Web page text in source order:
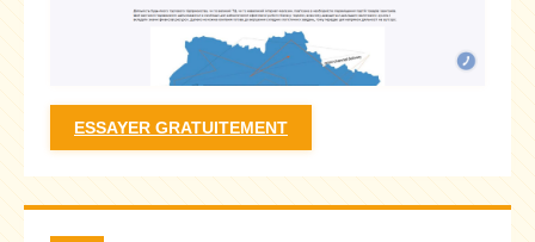
ESSAYER GRATUITEMENT